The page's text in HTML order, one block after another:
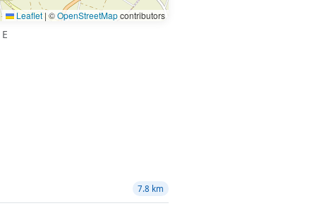
Leaflet | ©OpenStreetMapcontributors
E
7.8 km